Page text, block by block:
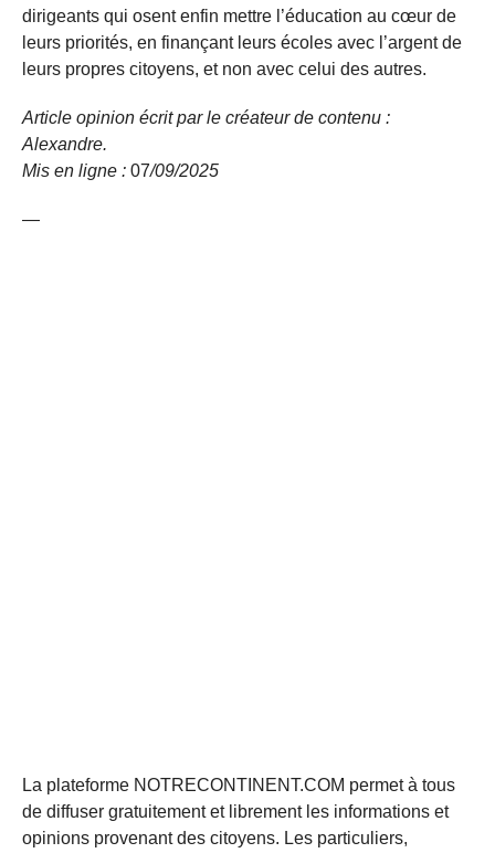
dirigeants qui osent enfin mettre l’éducation au cœur de
leurs priorités, en finançant leurs écoles avec l’argent de
leurs propres citoyens, et non avec celui des autres.
Article opinion écrit par le créateur de contenu :
Alexandre.
Mis en ligne : 07/09/2025
—
La plateforme NOTRECONTINENT.COM permet à tous
de diffuser gratuitement et librement les informations et
opinions provenant des citoyens. Les particuliers,